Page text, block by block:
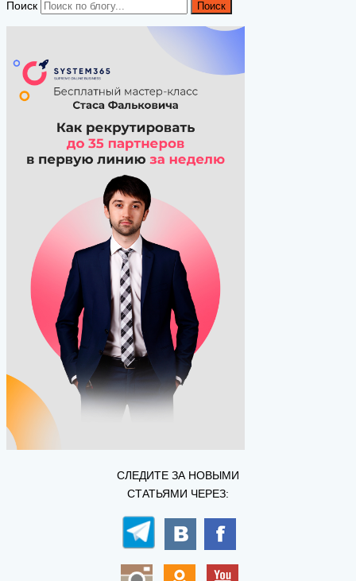
Поиск
СЛЕДИТЕ ЗА НОВЫМИ
СТАТЬЯМИ ЧЕРЕЗ: